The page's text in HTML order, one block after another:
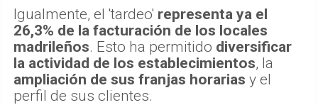
Igualmente, el 'tardeo' representa ya el
26,3% de la facturación de los locales
madrileños. Esto ha permitido diversificar
la actividad de los establecimientos, la
ampliación de sus franjas horarias y el
perfil de sus clientes.